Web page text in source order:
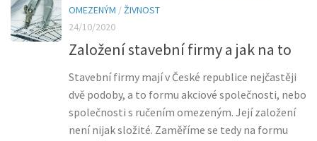
OMEZENÝM /ŽIVNOST
24/10/2020
Založení stavební firmy a jak na to
Stavební firmy mají v České republice nejčastěji
dvě podoby, a to formu akciové společnosti, nebo
společnosti s ručením omezeným. Její založení
není nijak složité. Zaměříme se tedy na formu